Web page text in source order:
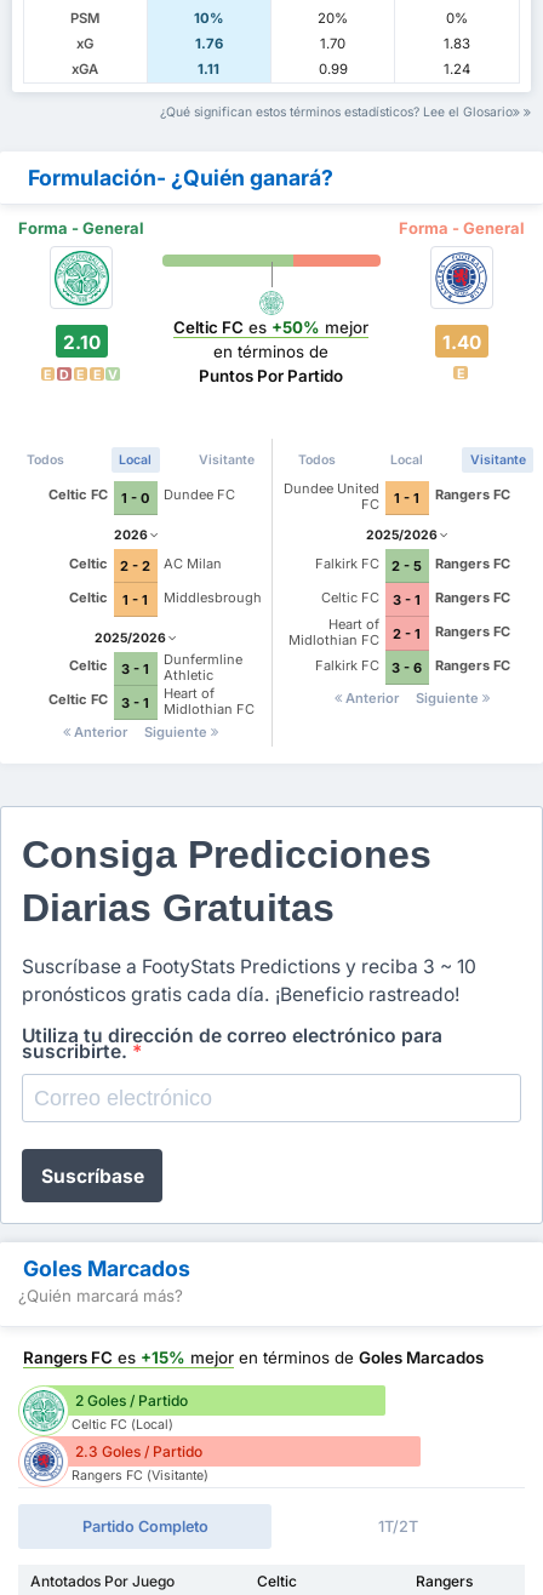
PSM
10% 20%
0%
xG
1.76 1.70
1.83
xGA
1.11 0.99 1.24
¿Qué significan estos términos estadísticos? Lee el Glosario
Formulación- ¿Quién ganará?
Forma - General Forma - General
2.10
E D E E V
Celtic FC es +50% mejor
en términos de
Puntos Por Partido
1.40
E
Todos Local Visitante
Celtic FC 1 - 0 Dundee FC
2026
Celtic 2 - 2
AC Milan
Celtic
1 - 1 Middlesbrough
2025/2026
Celtic 3 - 1
Dunfermline
Athletic
Celtic FC
3 - 1
Heart of
Midlothian FC
Anterior
Siguiente
Todos Local Visitante
Dundee United
FC
1 - 1 Rangers FC
2025/2026
Falkirk FC 2 - 5
Rangers FC
Celtic FC
3 - 1
Rangers FC
Heart of
Midlothian FC
2 - 1
Rangers FC
Falkirk FC
3 - 6
Rangers FC
Anterior
Siguiente
Consiga Predicciones
Diarias Gratuitas
Suscríbase a FootyStats Predictions y reciba 3 ~ 10
pronósticos gratis cada día. ¡Beneficio rastreado!
Utiliza tu dirección de correo electrónico para
suscribirte. *
Suscríbase
Goles Marcados
¿Quién marcará más?
Rangers FC es +15% mejor en términos de Goles Marcados
2 Goles / Partido
Celtic FC (Local)
2.3 Goles / Partido
Rangers FC (Visitante)
Partido Completo 1T/2T
Antotados Por Juego Celtic Rangers